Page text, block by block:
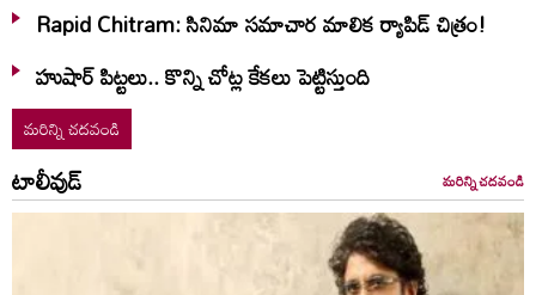
Rapid Chitram: సినిమా సమాచార మాలిక ర్యాపిడ్ చిత్రం!
హుషార్‌ పిట్టలు.. కొన్ని చోట్ల కేకలు పెట్టిస్తుంది
మరిన్ని చదవండి
టాలీవుడ్ మరిన్ని చదవండి